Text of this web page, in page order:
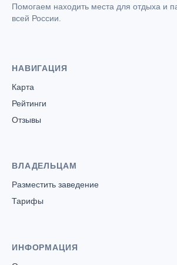
Помогаем находить места для отдыха и
всей России.
НАВИГАЦИЯ
Карта
Рейтинги
Отзывы
ВЛАДЕЛЬЦАМ
Разместить заведение
Тарифы
ИНФОРМАЦИЯ